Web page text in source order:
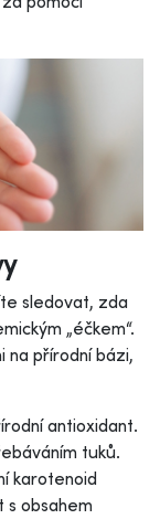
sledovat, zda
„éčkem“.
na přírodní bázi,
antioxidant.
tuků.
karotenoid
s obsahem